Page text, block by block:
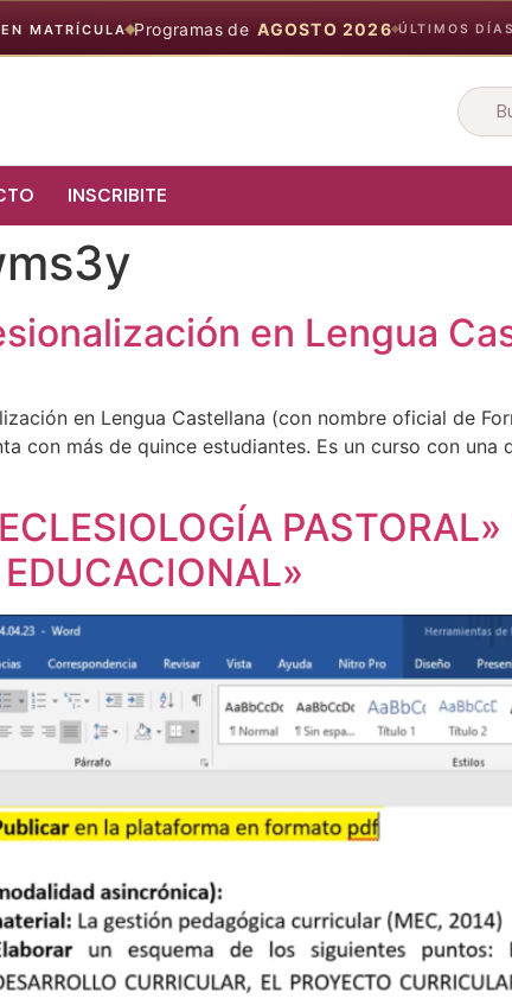
EN MATRÍCULA Programas de AGOSTO 2026 ÚLTIMOS DÍAS
en
INSCRIBITE
en Lengua
en Lengua Castellana (con nombre oficial de
con más de quince estudiantes. Es un curso con